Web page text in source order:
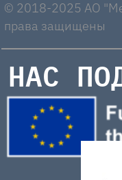
© 2018-2025 AO
права защищены
НАС